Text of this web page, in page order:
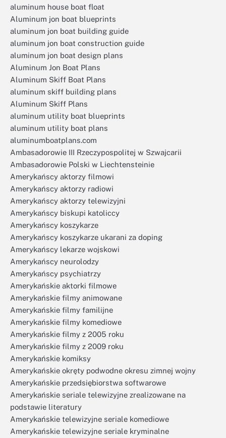
aluminum house boat float
Aluminum jon boat blueprints
aluminum jon boat building guide
aluminum jon boat construction guide
aluminum jon boat design plans
Aluminum Jon Boat Plans
Aluminum Skiff Boat Plans
aluminum skiff building plans
Aluminum Skiff Plans
aluminum utility boat blueprints
aluminum utility boat plans
aluminumboatplans.com
Ambasadorowie III Rzeczypospolitej w Szwajcarii
Ambasadorowie Polski w Liechtensteinie
Amerykańscy aktorzy filmowi
Amerykańscy aktorzy radiowi
Amerykańscy aktorzy telewizyjni
Amerykańscy biskupi katoliccy
Amerykańscy koszykarze
Amerykańscy koszykarze ukarani za doping
Amerykańscy lekarze wojskowi
Amerykańscy neurolodzy
Amerykańscy psychiatrzy
Amerykańskie aktorki filmowe
Amerykańskie filmy animowane
Amerykańskie filmy familijne
Amerykańskie filmy komediowe
Amerykańskie filmy z 2005 roku
Amerykańskie filmy z 2009 roku
Amerykańskie komiksy
Amerykańskie okręty podwodne okresu zimnej wojny
Amerykańskie przedsiębiorstwa softwarowe
Amerykańskie seriale telewizyjne zrealizowane na
podstawie literatury
Amerykańskie telewizyjne seriale komediowe
Amerykańskie telewizyjne seriale kryminalne